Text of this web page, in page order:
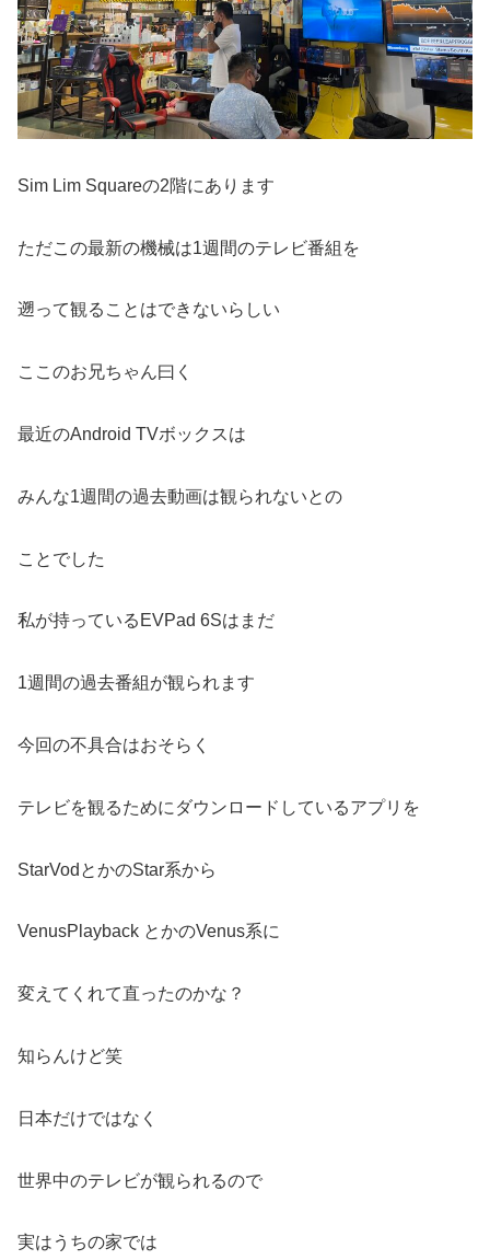
Sim Lim Squareの2階にあります
ただこの最新の機械は1週間のテレビ番組を
遡って観ることはできないらしい
ここのお兄ちゃん曰く
最近のAndroid TVボックスは
みんな1週間の過去動画は観られないとの
ことでした
私が持っているEVPad 6Sはまだ
1週間の過去番組が観られます
今回の不具合はおそらく
テレビを観るためにダウンロードしているアプリを
StarVodとかのStar系から
VenusPlayback とかのVenus系に
変えてくれて直ったのかな？
知らんけど笑
日本だけではなく
世界中のテレビが観られるので
実はうちの家では